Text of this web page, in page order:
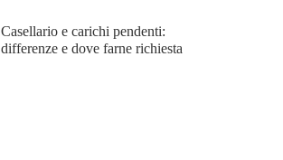
Casellario e carichi pendenti:
differenze e dove farne richiesta